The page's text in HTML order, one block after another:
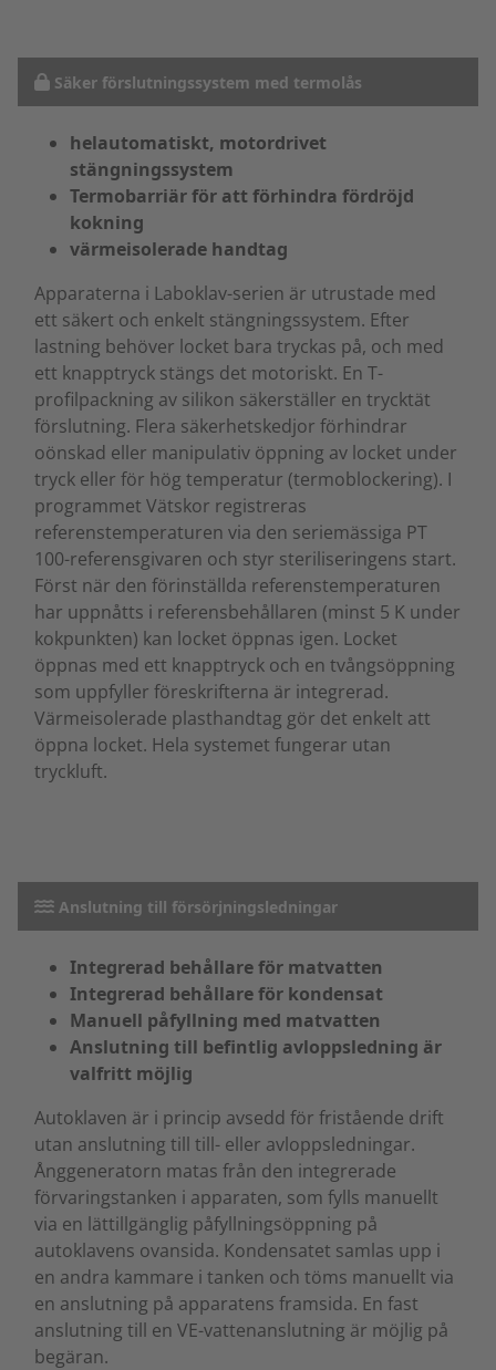
Säker förslutningssystem med termolås
helautomatiskt, motordrivet
stängningssystem
Termobarriär för att förhindra fördröjd
kokning
värmeisolerade handtag
Apparaterna i Laboklav-serien är utrustade med
ett säkert och enkelt stängningssystem. Efter
lastning behöver locket bara tryckas på, och med
ett knapptryck stängs det motoriskt. En T-
profilpackning av silikon säkerställer en trycktät
förslutning. Flera säkerhetskedjor förhindrar
oönskad eller manipulativ öppning av locket under
tryck eller för hög temperatur (termoblockering). I
programmet Vätskor registreras
referenstemperaturen via den seriemässiga PT
100-referensgivaren och styr steriliseringens start.
Först när den förinställda referenstemperaturen
har uppnåtts i referensbehållaren (minst 5 K under
kokpunkten) kan locket öppnas igen. Locket
öppnas med ett knapptryck och en tvångsöppning
som uppfyller föreskrifterna är integrerad.
Värmeisolerade plasthandtag gör det enkelt att
öppna locket. Hela systemet fungerar utan
tryckluft.
Anslutning till försörjningsledningar
Integrerad behållare för matvatten
Integrerad behållare för kondensat
Manuell påfyllning med matvatten
Anslutning till befintlig avloppsledning är
valfritt möjlig
Autoklaven är i princip avsedd för fristående drift
utan anslutning till till- eller avloppsledningar.
Ånggeneratorn matas från den integrerade
förvaringstanken i apparaten, som fylls manuellt
via en lättillgänglig påfyllningsöppning på
autoklavens ovansida. Kondensatet samlas upp i
en andra kammare i tanken och töms manuellt via
en anslutning på apparatens framsida. En fast
anslutning till en VE-vattenanslutning är möjlig på
begäran.